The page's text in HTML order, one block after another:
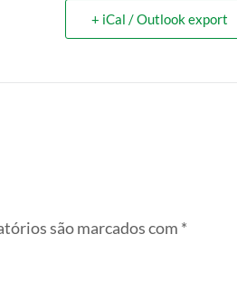
+ iCal / Outlook export
são marcados com *